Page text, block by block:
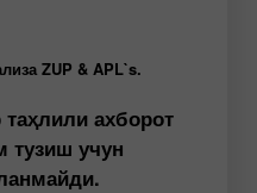
ZUP & APL`s.
ахборот
тузиш учун